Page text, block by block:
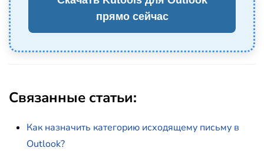
прямо сейчас
Связанные статьи:
Как назначить категорию исходящему письму в
Outlook?